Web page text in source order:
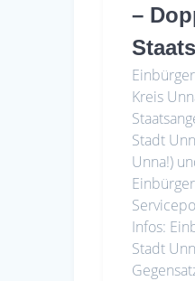
–
Kreis
Stadt
Unna!)
Infos:
Stadt